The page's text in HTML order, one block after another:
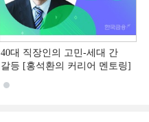
40대 직장인의 고민-세대 간
갈등 [홍석환의 커리어 멘토링]